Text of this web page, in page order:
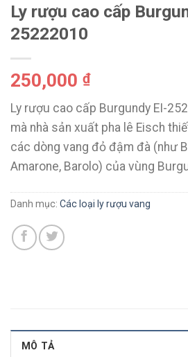
Ly rượu cao cấp
25222010
250,000 ₫
Ly rượu cao cấp Burgundy EI-
mà nhà sản xuất pha lê Eisch
các dòng vang đỏ đậm đà (như
Amarone, Barolo) của vùng
Danh mục: Các loại ly rượu vang
MÔ TẢ